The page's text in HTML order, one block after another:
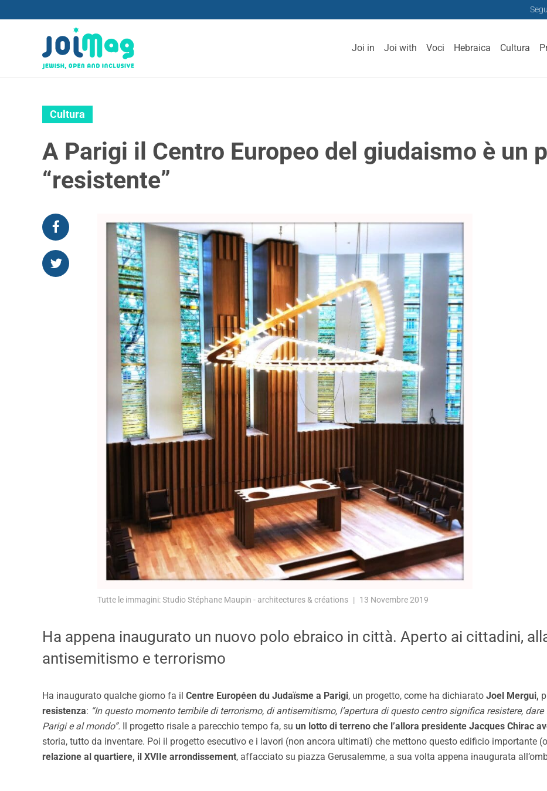
Joi in Joi with Voci Hebraica Cultura
Cultura
A Parigi il Centro Europeo del giudaismo è un
“resistente”
Tutte le immagini: Studio Stéphane Maupin - architectures & créations 13 Novembre 2019
Ha appena inaugurato un nuovo polo ebraico in città. Aperto ai cittadini,
antisemitismo e terrorismo
Ha inaugurato qualche giorno fa il Centre Européen du Judaïsme a Parigi, un progetto, come ha dichiarato Joel Mergui,
resistenza: “In questo momento terribile di terrorismo, di antisemitismo, l’apertura di questo centro significa resistere,
Parigi e al mondo”. Il progetto risale a parecchio tempo fa, su un lotto di terreno che l’allora presidente Jacques Chirac
storia, tutto da inventare. Poi il progetto esecutivo e i lavori (non ancora ultimati) che mettono questo edificio importante
relazione al quartiere, il XVIIe arrondissement, affacciato su piazza Gerusalemme, a sua volta appena inaugurata